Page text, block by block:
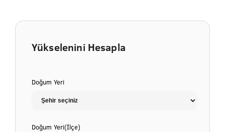
Yükselenini Hesapla
Doğum Yeri
Doğum Yeri(İlçe)